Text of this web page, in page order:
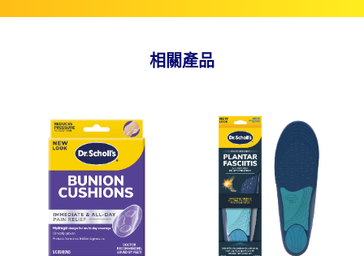
相關產品